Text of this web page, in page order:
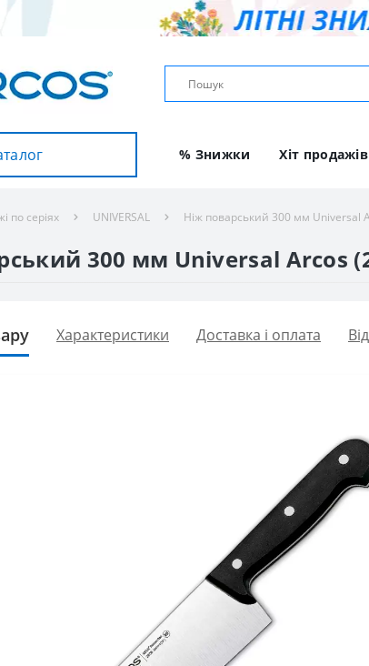
% Знижки Хіт продажів
по серіях UNIVERSAL Ніж поварський 300 мм Universal
300 мм Universal Arcos
Характеристики Доставка і оплата